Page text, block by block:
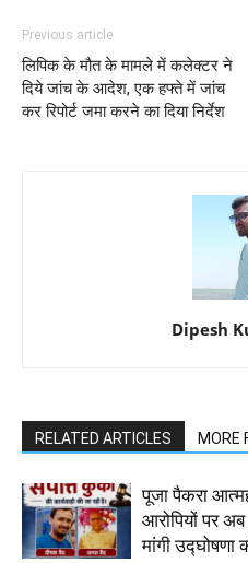
Previous article
लिपिक के मौत के मामले में कलेक्टर ने
दिये जांच के आदेश, एक हफ्ते में जांच
कर रिपोर्ट जमा करने का दिया निर्देश
Dipesh
RELATED ARTICLES MORE
पूजा पैकरा
आरोपियों पर
मांगी उद्घोषणा